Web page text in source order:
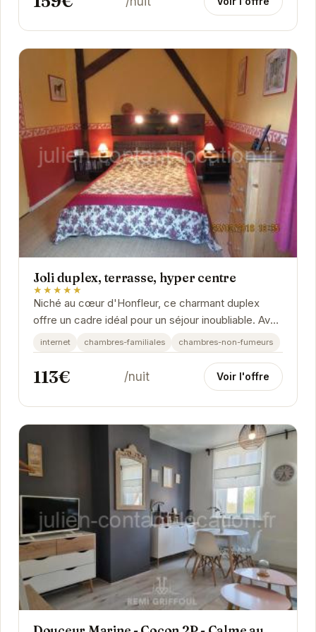
Joli duplex, terrasse, hyper centre
★★★★★
Niché au cœur d'Honfleur, ce charmant duplex
offre un cadre idéal pour un séjour inoubliable. Avec
sa terrasse privée, vous pourrez profiter des...
internet chambres-familiales chambres-non-fumeurs
113€ /nuit Voir l'offre